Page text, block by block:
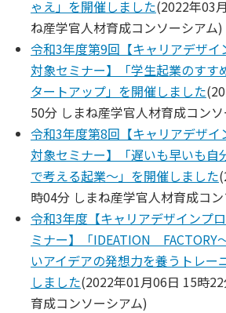
ゃえ」を開催しました(2022年03
ね産学官人材育成コンソーシアム)
令和3年度第9回【キャリアデザイ
対象セミナー】「学生起業のすす
タートアップ」を開催しました(
50分 しまね産学官人材育成コン
令和3年度第8回【キャリアデザイ
対象セミナー】「遅いも早いも自
で考える起業～」を開催しました(
時04分 しまね産学官人材育成コ
令和3年度【キャリアデザインプ
ミナー】「IDEATION FACTORY
いアイデアの発想力を養うトレー
しました(2022年01月06日 15時
育成コンソーシアム)